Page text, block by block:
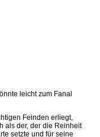
leicht zum Fanal
Feinden erliegt,
als der, der die Reinheit
setzte und für seine